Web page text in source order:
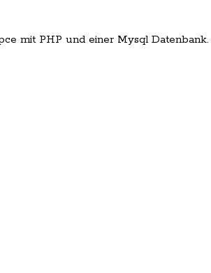
mit PHP und einer Mysql Datenbank.